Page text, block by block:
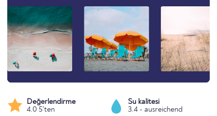
Değerlendirme
4.0 5'ten
Su kalitesi
3.4 - ausreichend